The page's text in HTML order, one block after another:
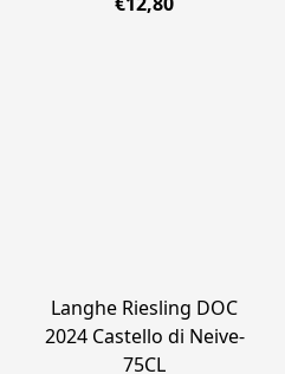
Langhe Riesling DOC
2024 Castello di Neive-
75CL